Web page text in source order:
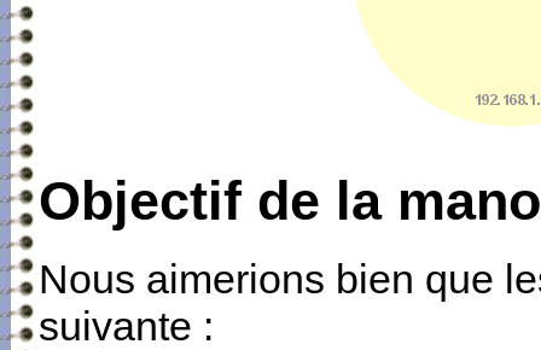
Objectif de la
Nous aimerions bien que
suivante :